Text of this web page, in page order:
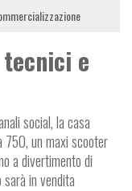
e
social, la casa
750, un maxi scooter
a divertimento di
in vendita